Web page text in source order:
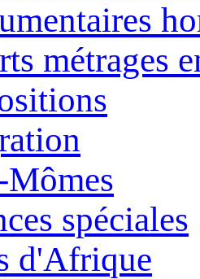
métrages
spéciales
d'Afrique